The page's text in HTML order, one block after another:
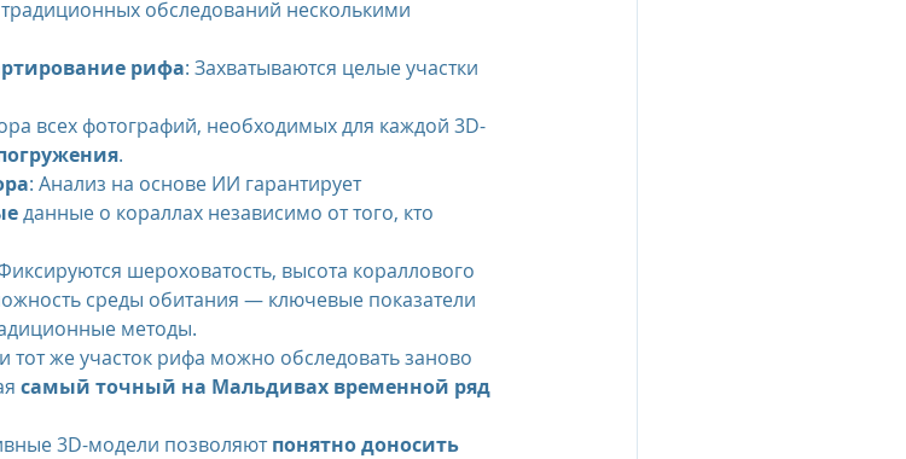
обследований несколькими
рифа: Захватываются целые участки
всех фотографий, необходимых для каждой 3D-
.
: Анализ на основе ИИ гарантирует
данные о кораллах независимо от того, кто
шероховатость, высота кораллового
среды обитания — ключевые показатели
методы.
тот же участок рифа можно обследовать заново
самый точный на Мальдивах временной ряд
3D-модели позволяют понятно доносить